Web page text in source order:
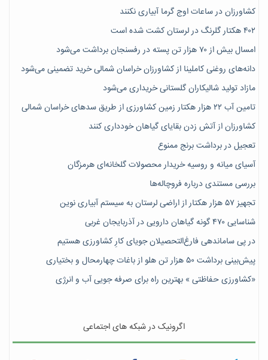
کشاورزان در ساعات اوج گرما آبیاری نکنند
۴۰۲ هکتار گلرنگ در لرستان کشت شده است
امسال بیش از ۷۰ هزار تن پسته در رفسنجان برداشت می‌شود
دانه‌های روغنی کاملینا از کشاورزان خراسان شمالی خرید تضمینی می‌شود
مازاد تولید شالیکاران گلستانی خریداری می‌شود
تامین آب ۲۲ هزار هکتار زمین کشاورزی از طریق سدهای خراسان شمالی
کشاورزان از آتش زدن بقایای گیاهان خودداری کنند
تعجیل در برداشت برنج ممنوع
آسیای میانه و روسیه خریدار محصولات گلخانه‌ای هرمزگان
بررسی مستندی درباره فروچاله‌ها
تجهیز ۵۷ هزار هکتار از اراضی لرستان به سیستم آبیاری نوین
شناسایی ۴۷٠ گونه گیاهان دارویی در آذربایجان غربی
در پی ساماندهی فارغ‌التحصیلان جویای کارِ کشاورزی هستیم
پیش‎‌بینی برداشت ۵۰ هزار تن هلو از باغات چهارمحال و بختیاری
«کشاورزی حفاظتی » بهترین راه برای صرفه جویی آب و انرژی
اگرونیک در شبکه های اجتماعی